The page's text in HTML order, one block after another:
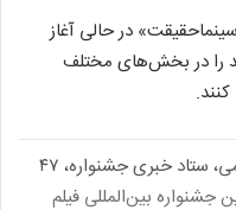
در حالی آغاز
می‌توانند ۴۷ مستند را در بخش‌های مختلف
،به نقل از روابط عمومی، ستاد خبری جشنواره، ۴۷
بین‌المللی فیلم